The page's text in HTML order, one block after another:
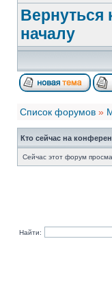
Вернуться
началу
Список форумов »
Кто сейчас на
Сейчас этот форум
Найти: